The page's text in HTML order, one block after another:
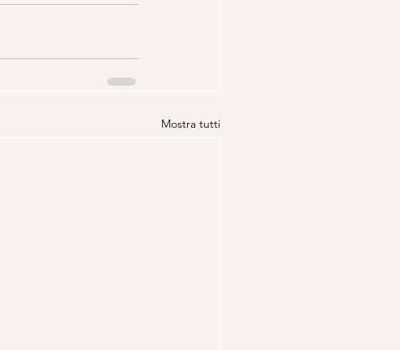
Mostra tutti